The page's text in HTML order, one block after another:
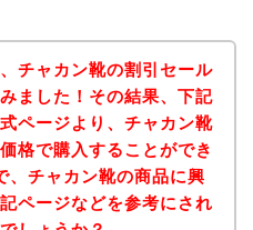
チャカン靴の割引セール
ました！その結果、下記
ページより、チャカン靴
格で購入することができ
、チャカン靴の商品に興
ページなどを参考にされ